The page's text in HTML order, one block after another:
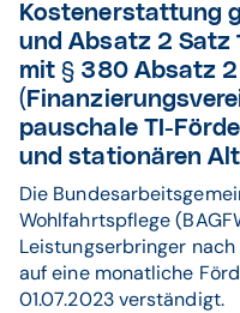
Kostenerstattung
und Absatz 2 Satz
mit § 380 Absatz 2
pauschale TI-
und stationären
Die
Wohlfahrtspflege
Leistungserbringer nach
auf eine monatliche
01.07.2023 verständigt.